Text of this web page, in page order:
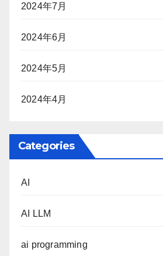
2024年7月
2024年6月
2024年5月
2024年4月
Categories
AI
AI LLM
ai programming